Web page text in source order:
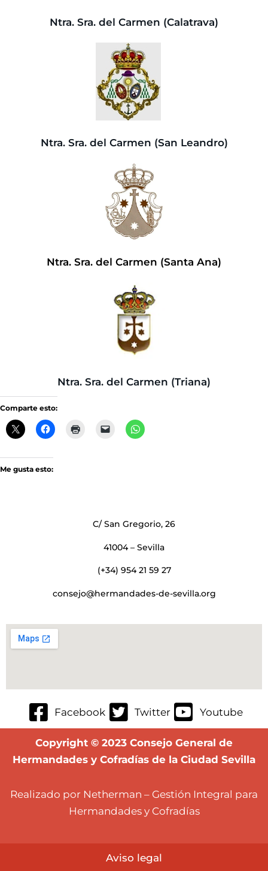
Ntra. Sra. del Carmen (Calatrava)
Ntra. Sra. del Carmen (San Leandro)
Ntra. Sra. del Carmen (Santa Ana)
Ntra. Sra. del Carmen (Triana)
Comparte esto:
Me gusta esto:
C/ San Gregorio, 26
41004 – Sevilla
(+34) 954 21 59 27
consejo@hermandades-de-sevilla.org
Facebook Twitter Youtube
Copyright © 2023 Consejo General de
Hermandades y Cofradías de la Ciudad Sevilla
Realizado por Netherman – Gestión Integral para
Hermandades y Cofradías
Aviso legal